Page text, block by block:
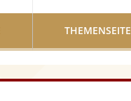
THEMENSEITE